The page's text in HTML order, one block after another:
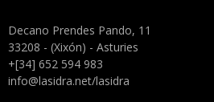
Decano Prendes Pando, 11
33208 - (Xixón) - Asturies
+[34] 652 594 983
info@lasidra.net/lasidra